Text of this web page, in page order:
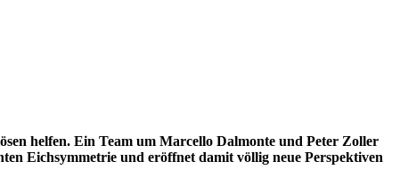
helfen. Ein Team um Marcello Dalmonte und Peter Zoller
Eichsymmetrie und eröffnet damit völlig neue Perspektiven